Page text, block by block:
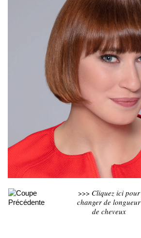
>>> Cliquez ici pour
changer de longueur
de cheveux